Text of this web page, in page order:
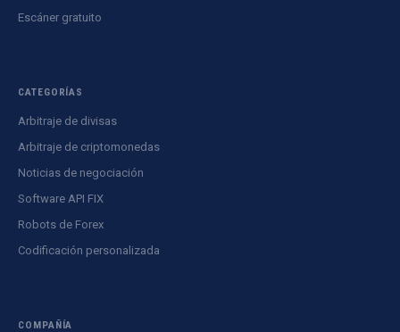
Escáner gratuito
CATEGORÍAS
Arbitraje de divisas
Arbitraje de criptomonedas
Noticias de negociación
Software API FIX
Robots de Forex
Codificación personalizada
COMPAÑÍA